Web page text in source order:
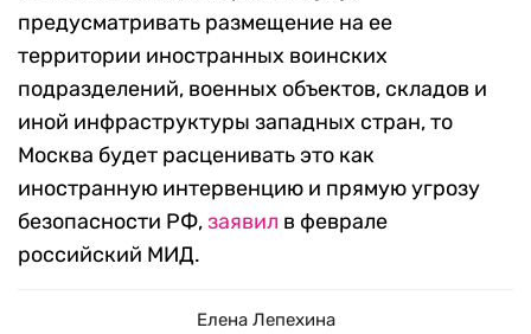
предусматривать размещение на ее
территории иностранных воинских
подразделений, военных объектов, складов и
иной инфраструктуры западных стран, то
Москва будет расценивать это как
иностранную интервенцию и прямую угрозу
безопасности РФ,заявил в феврале
российский МИД.
Елена Лепехина